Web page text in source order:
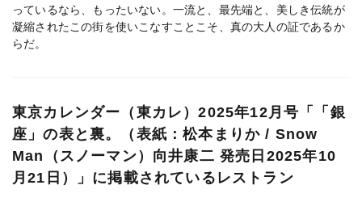
っているなら、もったいない。一流と、最先端と、美しき伝統が
凝縮されたこの街を使いこなすことこそ、真の大人の証であるか
らだ。
東京カレンダー（東カレ）2025年12月号では、銀座の「表」と
題して令和の大人が知るべき王道の銀座を、そして「裏」ではツ
ウのみぞ知る銀座の深部を詳らかに。
格好いい大人になるのなら、銀座を味方にすれば、間違いない！
東京カレンダー（東カレ）2025年12月号「「銀
座」の表と裏。（表紙：松本まりか / Snow
Man（スノーマン）向井康二 発売日2025年10
月21日）」に掲載されているレストラン